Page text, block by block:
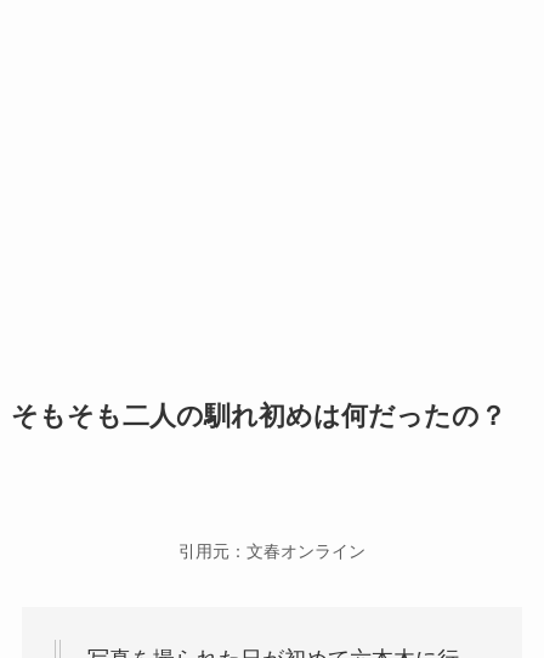
そもそも二人の馴れ初めは何だったの？
引用元：文春オンライン